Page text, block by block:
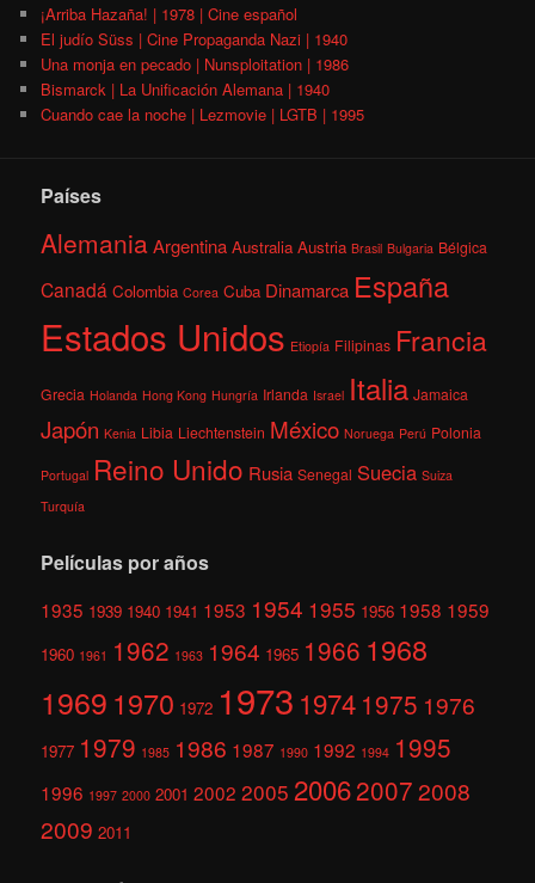
¡Arriba Hazaña! | 1978 | Cine español
El judío Süss | Cine Propaganda Nazi | 1940
Una monja en pecado | Nunsploitation | 1986
Bismarck | La Unificación Alemana | 1940
Cuando cae la noche | Lezmovie | LGTB | 1995
Países
AlemaniaArgentina Australia Austria Brasil Bulgaria Bélgica
Canadá Colombia Corea Cuba Dinamarca España
Estados Unidos Etiopía Filipinas Francia
Grecia Holanda Hong Kong Hungría Irlanda Israel Italia Jamaica
Japón Kenia Libia Liechtenstein México Noruega Perú Polonia
Portugal Reino Unido Rusia Senegal Suecia Suiza
Turquía
Películas por años
1935 1939 1940 1941 1953 1954 1955 1956 1958 1959
1960 1961 1962 1963 1964 1965 1966 1968
1969 1970 1972 1973 1974 1975 1976
1977 1979 1985 1986 1987 1990 1992 1994 1995
1996 1997 2000 2001 2002 2005 200620072008
2009 2011